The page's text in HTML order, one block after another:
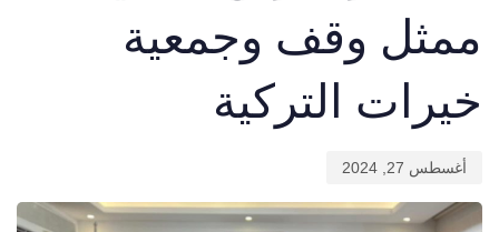
ممثل وقف وجمعية
خيرات التركية
أغسطس 27, 2024